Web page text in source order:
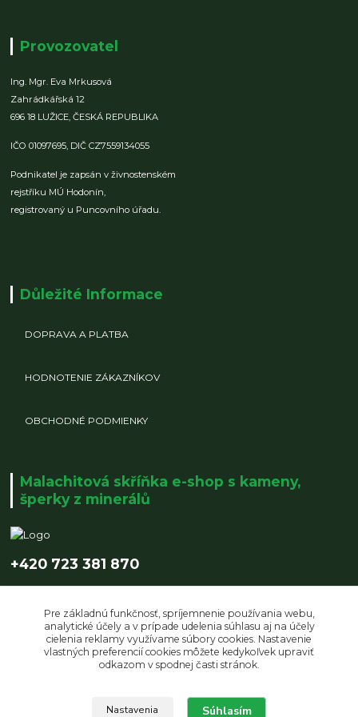
Provozovatel
Ing. Mgr. Eva Mrkusová
Zahrádkářská 12
696 18 LUŽICE,ČESKÁ REPUBLIKA
IČO 01097695, DIČ CZ7559134055
Podnikatel je zapsán v živnostenském
rejstříku MÚ Hodonín,
registrovaný u Puncovního úřadu.
Důležité Informace
DOPRAVA A PLATBA
HODNOTENIE ZÁKAZNÍKOV
OBCHODNÉ PODMIENKY
Malachitová skříňka e-shop s kameny,
šperky z minerálů
+420 723 381 870
Upravit sběr cookies.
Pre základnú funkčnosť, spríjemnenie používania webu,
analytické účely a v prípade udelenia súhlasu aj na účely
cielenia reklamy využívame súbory cookies. Nastavenie
vlastných preferencií cookies môžete kedykoľvek upraviť
odkazom v spodnej časti stránok.
Nastavenia Súhlasím